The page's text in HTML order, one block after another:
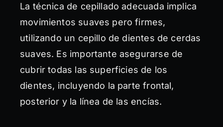
La técnica de cepillado adecuada implica
movimientos suaves pero firmes,
utilizando un cepillo de dientes de cerdas
suaves. Es importante asegurarse de
cubrir todas las superficies de los
dientes, incluyendo la parte frontal,
posterior y la línea de las encías.